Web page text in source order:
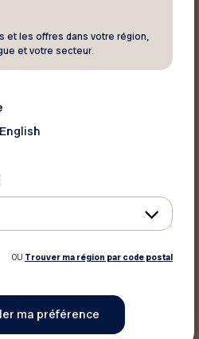
et les offres dans votre région,
et votre secteur.
English
OU Trouver ma région par code postal